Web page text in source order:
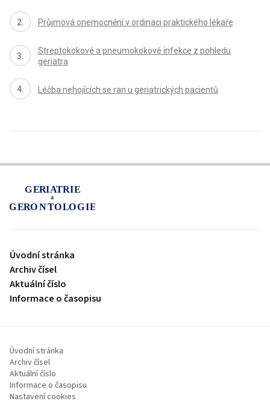
Průjmová onemocnění v ordinaci praktického lékaře
Streptokokové a pneumokokové infekce z pohledu
geriatra
Léčba nehojících se ran u geriatrických pacientů
Úvodní stránka
Archiv čísel
Aktuální číslo
Informace o časopisu
Úvodní stránka
Archiv čísel
Aktuální číslo
Informace o časopisu
Nastavení cookies